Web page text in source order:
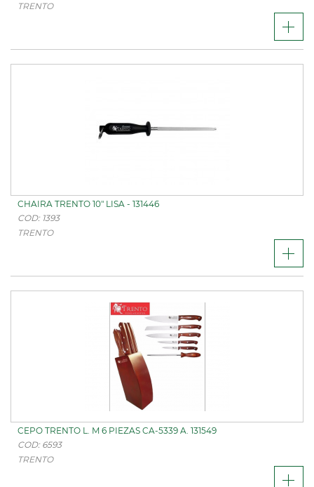
TRENTO
CHAIRA TRENTO 10" LISA - 131446
COD: 1393
TRENTO
CEPO TRENTO L. M 6 PIEZAS CA-5339 A. 131549
COD: 6593
TRENTO